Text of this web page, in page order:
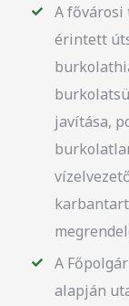
A fővárosi
érintett
javítása,
A
alapján